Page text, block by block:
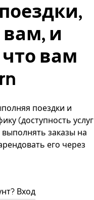
вам, и
что вам
поездки и
(доступность услуг
заказы на
его через
Вход